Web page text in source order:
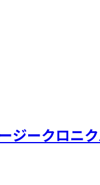
ークロニ